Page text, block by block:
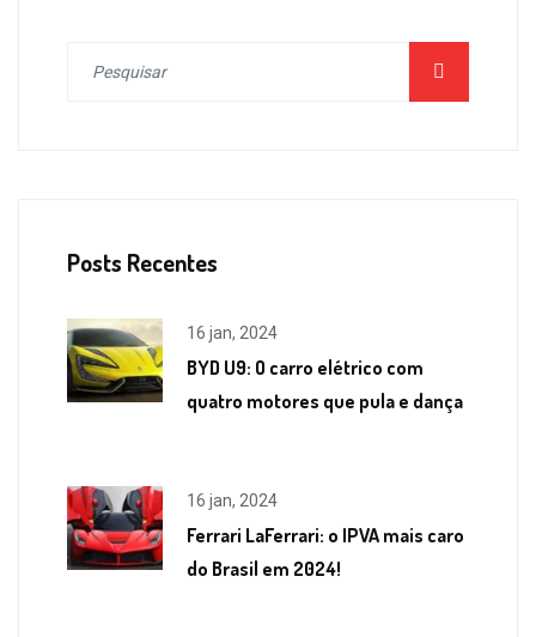
Posts Recentes
16 jan, 2024
BYD U9: O carro elétrico com
quatro motores que pula e dança
16 jan, 2024
Ferrari LaFerrari: o IPVA mais caro
do Brasil em 2024!